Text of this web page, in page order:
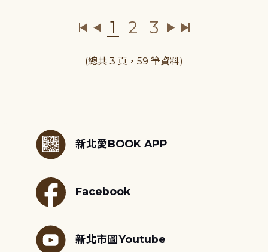
1 2 3
(總共 3 頁，59 筆資料)
新北愛BOOK APP
Facebook
新北市圖Youtube